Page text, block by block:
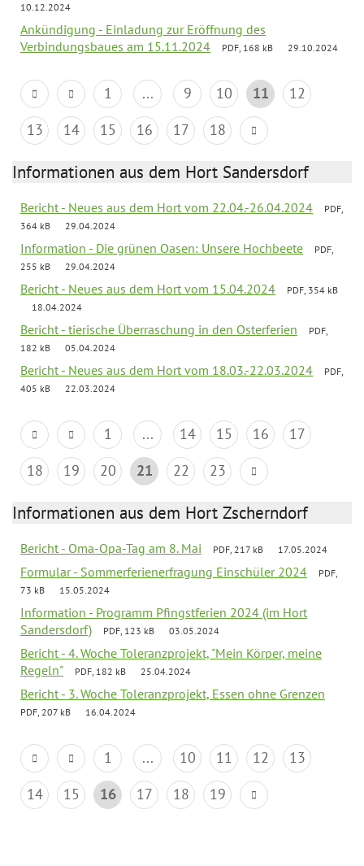
10.12.2024
Ankündigung - Einladung zur Eröffnung des
Verbindungsbaues am 15.11.2024
PDF, 168 kB 29.10.2024
1 ... 9 10 11
12
13
14 15 16 17 18
Informationen aus dem Hort Sandersdorf
Bericht - Neues aus dem Hort vom 22.04.-26.04.2024
PDF,
364 kB
29.04.2024
Information - Die grünen Oasen: Unsere Hochbeete
PDF,
255 kB
29.04.2024
Bericht - Neues aus dem Hort vom 15.04.2024
PDF, 354 kB
18.04.2024
Bericht - tierische Überraschung in den Osterferien
PDF,
182 kB
05.04.2024
Bericht - Neues aus dem Hort vom 18.03.-22.03.2024
PDF,
405 kB
22.03.2024
1 ... 14 15 16
17
18
19 20 21 22 23
Informationen aus dem Hort Zscherndorf
Bericht - Oma-Opa-Tag am 8. Mai PDF, 217 kB 17.05.2024
Formular - Sommerferienerfragung Einschüler 2024
PDF,
73 kB
15.05.2024
Information - Programm Pfingstferien 2024 (im Hort
Sandersdorf)
PDF, 123 kB 03.05.2024
Bericht - 4. Woche Toleranzprojekt, "Mein Körper, meine
Regeln"
PDF, 182 kB 25.04.2024
Bericht - 3. Woche Toleranzprojekt, Essen ohne Grenzen
PDF, 207 kB 16.04.2024
1 ... 10 11 12
13
14
15 16 17 18 19